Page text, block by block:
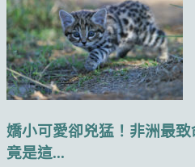
嬌小可愛卻兇猛！非洲最
竟是這...